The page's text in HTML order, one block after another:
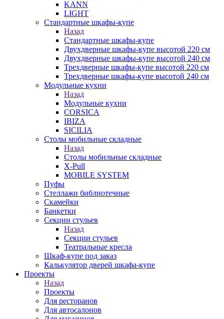
KANN
LIGHT
Стандартные шкафы-купе
Назад
Стандартные шкафы-купе
Двухдверные шкафы-купе высотой 220 см
Двухдверные шкафы-купе высотой 240 см
Трехдверные шкафы-купе высотой 220 см
Трехдверные шкафы-купе высотой 240 см
Модульные кухни
Назад
Модульные кухни
CORSICA
IBIZA
SICILIA
Столы мобильные складные
Назад
Столы мобильные складные
X-Pull
MOBILE SYSTEM
Пуфы
Стеллажи библиотечные
Скамейки
Банкетки
Секции стульев
Назад
Секции стульев
Театральные кресла
Шкаф-купе под заказ
Калькулятор дверей шкафа-купе
Проекты
Назад
Проекты
Для ресторанов
Для автосалонов